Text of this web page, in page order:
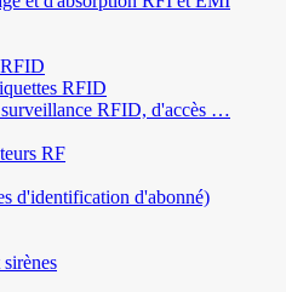
RFID
RFID, d'accès …
RF
d'identification d'abonné)